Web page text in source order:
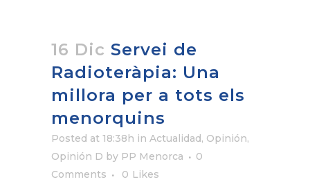
16 Dic Servei de
Radioteràpia: Una
millora per a tots els
menorquins
Posted at 18:38h in Actualidad, Opinión,
Opinión D by PP Menorca
0
Comments
0 Likes